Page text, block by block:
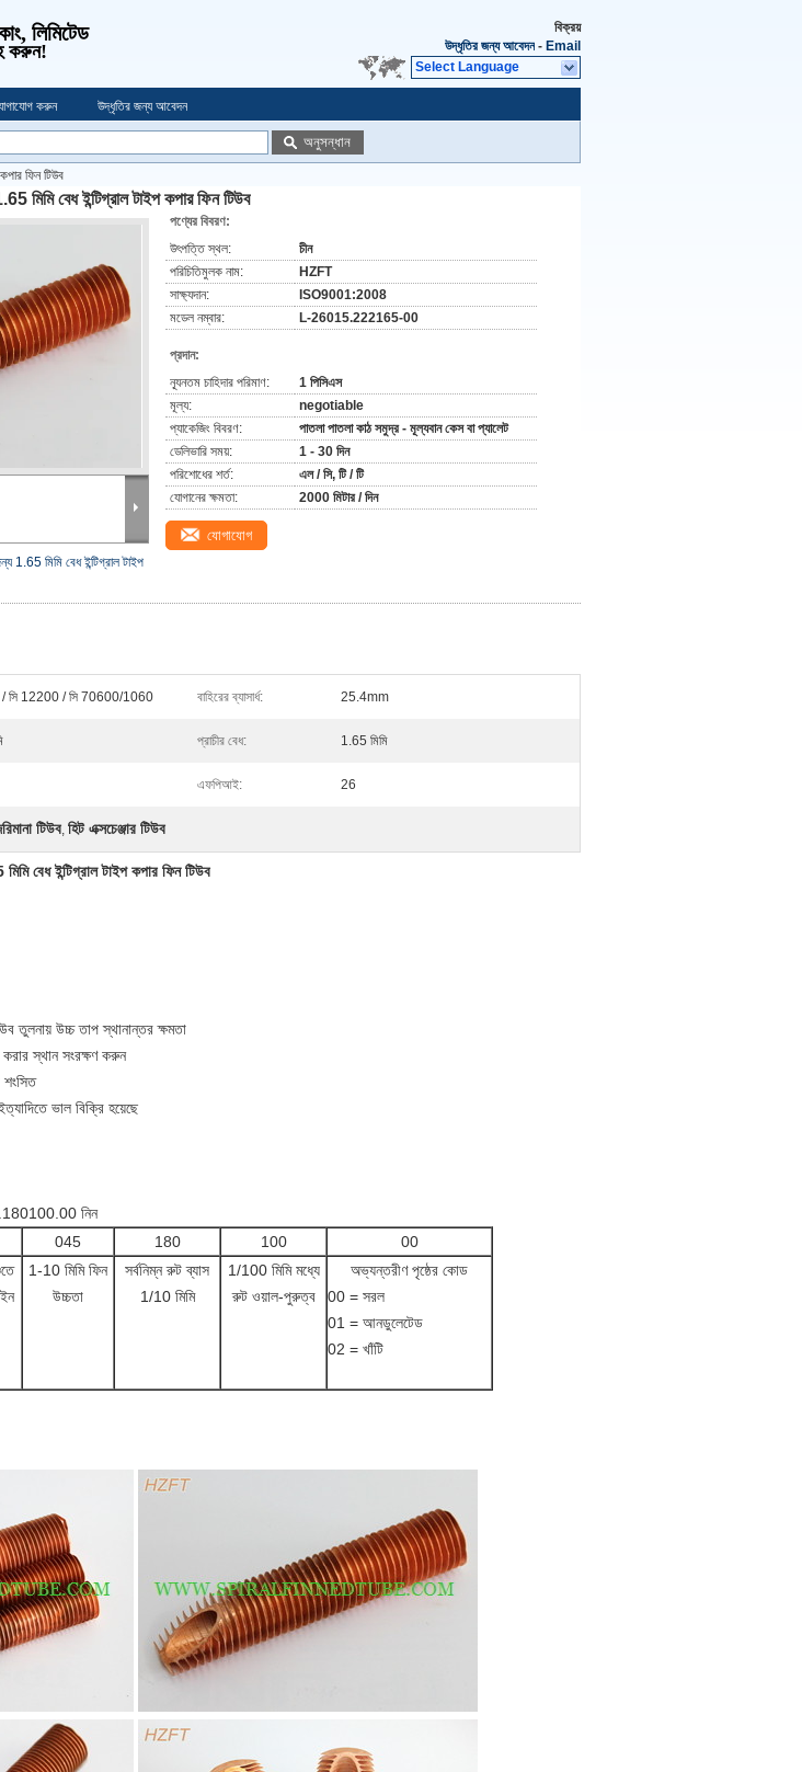
লিমিটেড
করুন!
বিক্রয়
উদ্ধৃতির জন্য আবেদন - Email
Select Language
করুন উদ্ধৃতির জন্য আবেদন
অনুসন্ধান
ফিন টিউব
মিমি বেধ ইন্টিগ্রাল টাইপ কপার ফিন টিউব
1.65 মিমি বেধ ইন্টিগ্রাল টাইপ
পণ্যের বিবরণ:
উৎপত্তি স্থল:
চীন
পরিচিতিমুলক নাম:
HZFT
সাক্ষ্যদান:
ISO9001:2008
মডেল নম্বার:
L-26015.222165-00
প্রদান:
ন্যূনতম চাহিদার পরিমাণ:
1 পিসিএস
মূল্য:
negotiable
প্যাকেজিং বিবরণ:
পাতলা পাতলা কাঠ সমুদ্র - মূল্যবান কেস বা প্যালেট
ডেলিভারি সময়:
1 - 30 দিন
পরিশোধের শর্ত:
এল / সি, টি / টি
যোগানের ক্ষমতা:
2000 মিটার / দিন
যোগাযোগ
সি 12200 / সি 70600/1060 বাহিরের ব্যাসার্ধ: 25.4mm
প্রাচীর বেধ: 1.65 মিমি
এফপিআই: 26
টিউব, হিট এক্সচেঞ্জার টিউব
বেধ ইন্টিগ্রাল টাইপ কপার ফিন টিউব
তুলনায় উচ্চ তাপ স্থানান্তর ক্ষমতা
স্থান সংরক্ষণ করুন
ভাল বিক্রি হয়েছে
নিন
045 180 100
00
1-10 মিমি ফিন
উচ্চতা
সর্বনিম্ন রুট ব্যাস
1/10 মিমি
1/100 মিমি মধ্যে
রুট ওয়াল-পুরুত্ব
অভ্যন্তরীণ পৃষ্ঠের কোড
00 = সরল
01 = আনডুলেটেড
02 = খাঁটি